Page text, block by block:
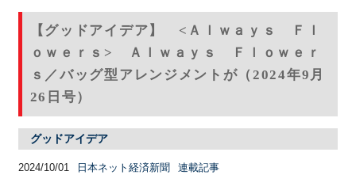
【グッドアイデア】 <Ａｌｗａｙｓ Ｆｌ
ｏｗｅｒｓ> Ａｌｗａｙｓ Ｆｌｏｗｅｒ
ｓ／バッグ型アレンジメントが（2024年9月
26日号）
グッドアイデア
2024/10/01 日本ネット経済新聞 連載記事